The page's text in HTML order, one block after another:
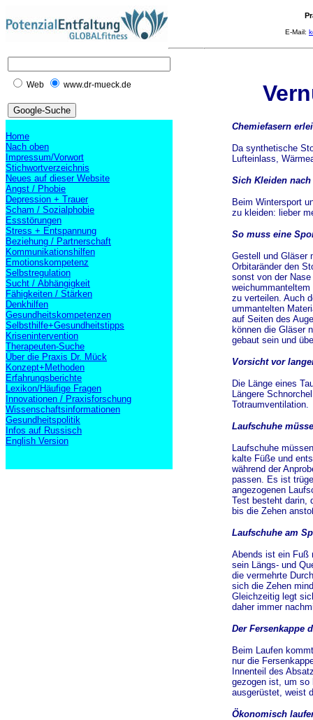
E-Mail:
Web www.dr-mueck.de
Home
Nach oben
Impressum/Vorwort
Stichwortverzeichnis
Neues auf dieser Website
Angst / Phobie
Depression + Trauer
Scham / Sozialphobie
Essstörungen
Stress + Entspannung
Beziehung / Partnerschaft
Kommunikationshilfen
Emotionskompetenz
Selbstregulation
Sucht / Abhängigkeit
Fähigkeiten / Stärken
Denkhilfen
Gesundheitskompetenzen
Selbsthilfe+Gesundheitstipps
Krisenintervention
Therapeuten-Suche
Über die Praxis Dr. Mück
Konzept+Methoden
Erfahrungsberichte
Lexikon/Häufige Fragen
Innovationen / Praxisforschung
Wissenschaftsinformationen
Gesundheitspolitik
Infos auf Russisch
English Version
Chemiefasern
Da synthetische
Lufteinlass,
Sich Kleiden
Beim Wintersport
zu kleiden: lieber
So muss eine
Gestell und Gläser
Orbitaränder den
sonst von der
zu verteilen. Auch
ummantelten
auf Seiten des
können die Gläser
gebaut sein und
Vorsicht vor
Die Länge eines
Längere
Totraumventilation.
Laufschuhe
Laufschuhe
kalte Füße und
während der
passen. Es ist
angezogenen
Test besteht darin,
bis die Zehen
Laufschuhe am
Abends ist ein Fuß
sein Längs- und
die vermehrte
sich die Zehen
Gleichzeitig legt
daher immer
Der Fersenkappe
Beim Laufen
nur die
Innenteil des
gezogen ist, um so
ausgerüstet, weist
Ökonomisch